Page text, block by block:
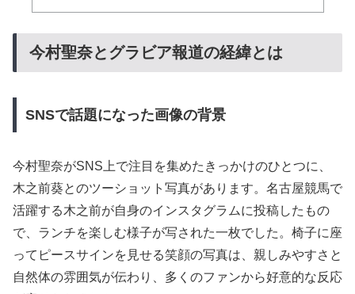
今村聖奈とグラビア報道の経緯とは
SNSで話題になった画像の背景
今村聖奈がSNS上で注目を集めたきっかけのひとつに、
木之前葵とのツーショット写真があります。名古屋競馬で
活躍する木之前が自身のインスタグラムに投稿したもの
で、ランチを楽しむ様子が写された一枚でした。椅子に座
ってピースサインを見せる笑顔の写真は、親しみやすさと
自然体の雰囲気が伝わり、多くのファンから好意的な反応